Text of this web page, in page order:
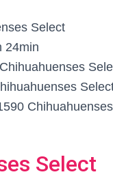
Select
24min
Select